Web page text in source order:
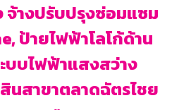
จ้างปรับปรุงซ่อมแซม
ป้ายไฟฟ้าโลโก้ด้าน
บบไฟฟ้าแสงสว่าง
นสาขาตลาดฉัตรไชย